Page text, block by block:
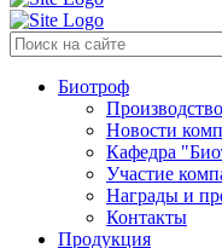
Биотроф
Производство
Новости
Кафедра
Участие
Награды и
Контакты
Продукция